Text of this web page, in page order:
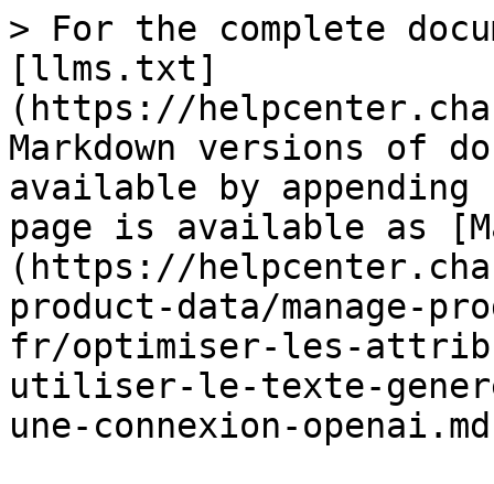
> For the complete
[llms.txt]
(https://
Markdown versions of
available by
page is available as
(https://
product-data/manage-
fr/optimiser-les-
utiliser-le-texte-
une-connexion-